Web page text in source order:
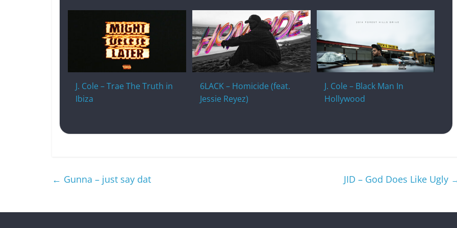
J. Cole – Trae The Truth in
Ibiza
6LACK – Homicide (feat.
Jessie Reyez)
J. Cole – Black Man In
Hollywood
← Gunna – just say dat JID – God Does Like Ugly